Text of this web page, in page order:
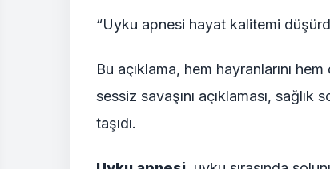
“Uyku apnesi hayat kalitemi
Bu açıklama, hem hayranlarını
sessiz savaşını açıklaması,
taşıdı.